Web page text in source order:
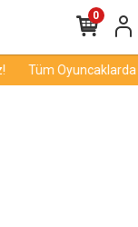
Tüm Oyuncaklarda
0